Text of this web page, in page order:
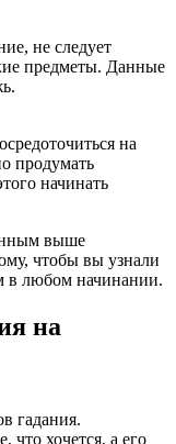
не следует
предметы. Данные
на
продумать
начинать
выше
чтобы вы узнали
в любом начинании.
на
гадания.
что хочется, а его